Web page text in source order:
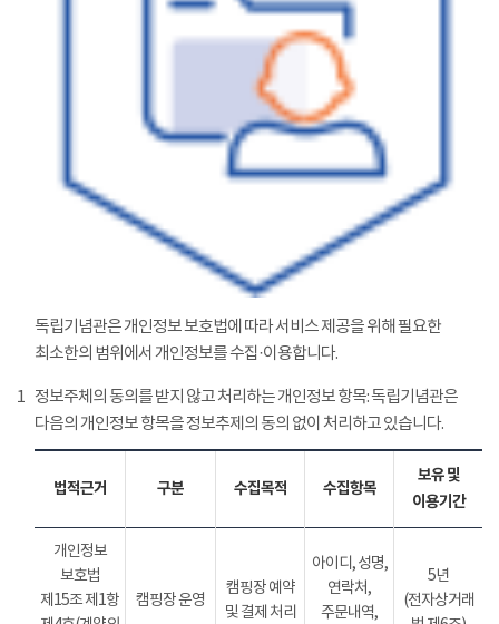
독립기념관은 개인정보 보호법에 따라 서비스 제공을 위해 필요한
최소한의 범위에서 개인정보를 수집·이용합니다.
1 정보주체의 동의를 받지 않고 처리하는 개인정보 항목: 독립기념관은
다음의 개인정보 항목을 정보추제의 동의 없이 처리하고 있습니다.
법적근거 구분 수집목적 수집항목
보유 및
이용기간
개인정보
보호법
제15조 제1항
캠핑장 운영
캠핑장 예약
및 결제 처리
아이디, 성명,
연락처,
주문내역,
5년
(전자상거래